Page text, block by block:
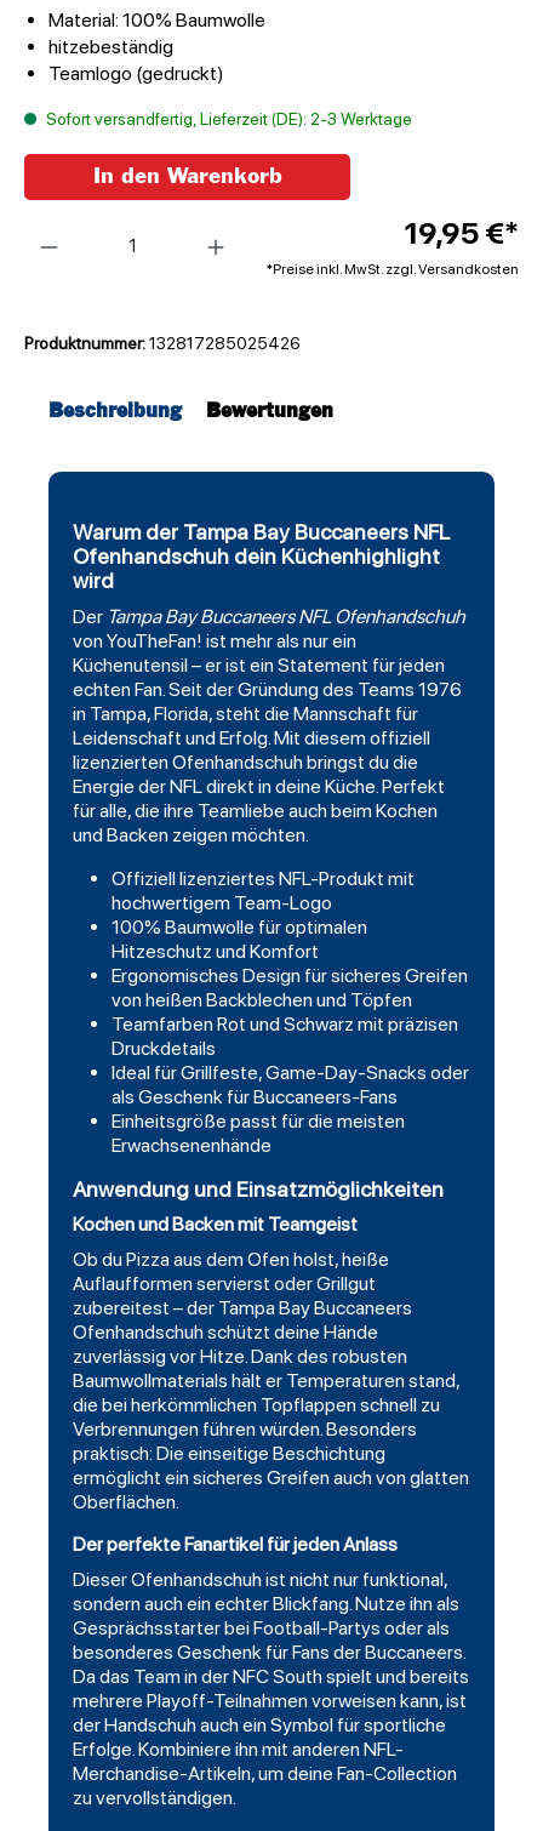
Material: 100% Baumwolle
hitzebeständig
Teamlogo (gedruckt)
Sofort versandfertig, Lieferzeit (DE): 2-3 Werktage
19,95 €*
*Preise inkl. MwSt. zzgl. Versandkosten
In den Warenkorb
Produktnummer:132817285025426
Beschreibung Bewertungen
Warum der Tampa Bay Buccaneers NFL
Ofenhandschuh dein Küchenhighlight
wird
Der Tampa Bay BuccaneersNFL Ofenhandschuh
von YouTheFan! ist mehr als nur ein
Küchenutensil – er ist ein Statement für jeden
echten Fan. Seit der Gründung des Teams 1976
in Tampa, Florida, steht die Mannschaft für
Leidenschaft und Erfolg. Mit diesem offiziell
lizenzierten Ofenhandschuh bringst du die
Energie der NFL direkt in deine Küche. Perfekt
für alle, die ihre Teamliebe auch beim Kochen
und Backen zeigen möchten.
Offiziell lizenziertes NFL-Produkt mit
hochwertigem Team-Logo
100% Baumwolle für optimalen
Hitzeschutz und Komfort
Ergonomisches Design für sicheres Greifen
von heißen Backblechen und Töpfen
Teamfarben Rot und Schwarz mit präzisen
Druckdetails
Ideal für Grillfeste, Game-Day-Snacks oder
als Geschenk für Buccaneers-Fans
Einheitsgröße passt für die meisten
Erwachsenenhände
Anwendung und Einsatzmöglichkeiten
Kochen und Backen mit Teamgeist
Ob du Pizza aus dem Ofen holst, heiße
Auflaufformen servierst oder Grillgut
zubereitest – der Tampa Bay Buccaneers
Ofenhandschuh schützt deine Hände
zuverlässig vor Hitze. Dank des robusten
Baumwollmaterials hält er Temperaturen stand,
die bei herkömmlichen Topflappen schnell zu
Verbrennungen führen würden. Besonders
praktisch: Die einseitige Beschichtung
ermöglicht ein sicheres Greifen auch von glatten
Oberflächen.
Der perfekte Fanartikel für jeden Anlass
Dieser Ofenhandschuh ist nicht nur funktional,
sondern auch ein echter Blickfang. Nutze ihn als
Gesprächsstarter beiFootball-Partys oder als
besonderes Geschenk für Fans der Buccaneers.
Da das Team in der NFC South spielt und bereits
mehrere Playoff-Teilnahmen vorweisen kann, ist
der Handschuh auch ein Symbol für sportliche
Erfolge. Kombiniere ihn mit anderen NFL-
Merchandise-Artikeln, um deine Fan-Collection
zu vervollständigen.